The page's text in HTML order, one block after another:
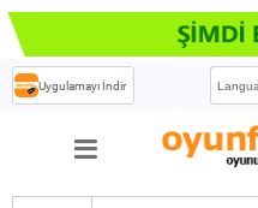
Uygulamayı İndir